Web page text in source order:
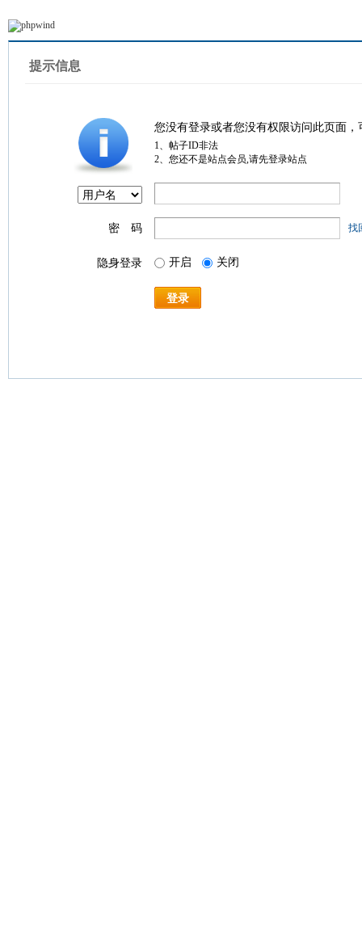
提示信息
您没有登录或者您没有权限访问此页面
1、帖子ID非法
2、您还不是站点会员,请先登录站点
密 码 找
隐身登录 开启 关闭
登录